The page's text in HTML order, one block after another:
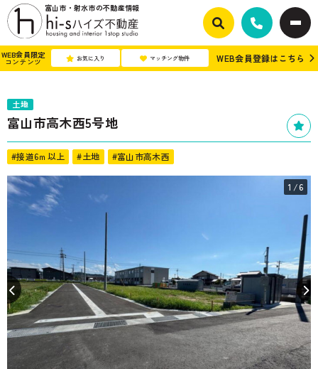
富山市・射水市の不動産情報
WEB会員限定
コンテンツ お気に入り マッチング物件 WEB会員登録はこちら
土地
富山市高木西5号地
#接道6ｍ以上 #土地 #富山市高木西
1 /6